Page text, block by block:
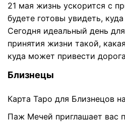
21 мая жизнь ускорится с
будете готовы увидеть,
Сегодня идеальный день
принятия жизни такой,
куда может привести
Близнецы
Карта Таро для Близнецов
Паж Мечей приглашает вас